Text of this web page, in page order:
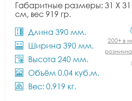
Габаритные размеры: 31 X 31
см, вес 919 гр.
Длина 390 мм.
Ширина 390 мм.
Высота 240 мм.
Объём 0.04 куб.м.
Вес: 0.919 кг.
200+ в